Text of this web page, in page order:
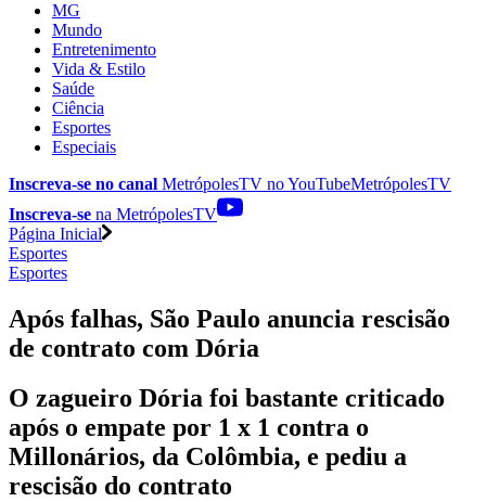
MG
Mundo
Entretenimento
Vida & Estilo
Saúde
Ciência
Esportes
Especiais
Inscreva-se no canal MetrópolesTV noYouTubeMetrópolesTV
Inscreva-se na MetrópolesTV
Página Inicial
Esportes
Esportes
Após falhas, São Paulo anuncia rescisão
de contrato com Dória
O zagueiro Dória foi bastante criticado
após o empate por 1 x 1 contra o
Millonários, da Colômbia, e pediu a
rescisão do contrato